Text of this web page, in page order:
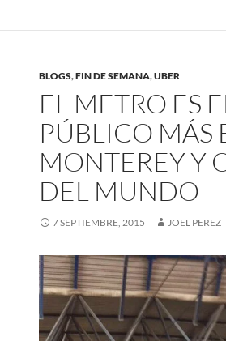
BLOGS,FIN DE SEMANA,UBER
EL METRO ES
PÚBLICO MÁS
MONTEREY Y
DEL MUNDO
7 SEPTIEMBRE, 2015 JOEL PEREZ